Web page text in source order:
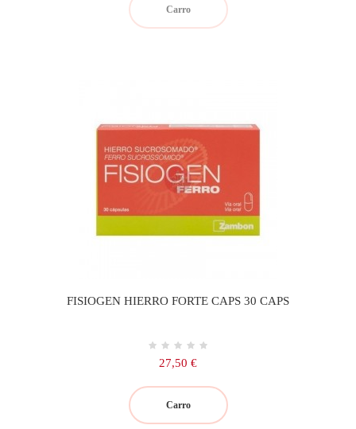
Carro
FISIOGEN HIERRO FORTE CAPS 30 CAPS
Precio
27,50 €
Carro